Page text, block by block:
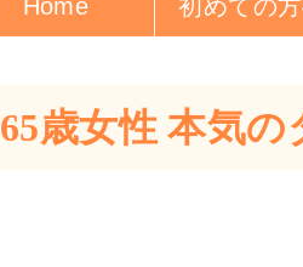
Home 初めての
65歳女性 本気の